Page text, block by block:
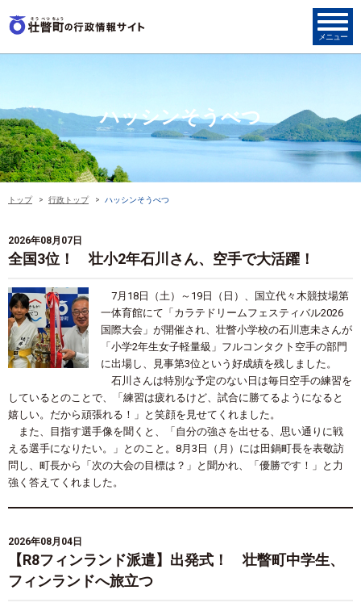
ハッシンそうべつ
トップ 行政トップ ハッシンそうべつ
2026年08月07日
全国3位！ 壮小2年石川さん、空手で大活躍！
7月 18 日（土）～ 19 日（日）、国立代々木競技場第
一体育館にて「カラテドリームフェスティバル2026
国際大会」が開催され、壮瞥小学校の石川恵未さんが
「小学2年生女子軽量級」フルコンタクト空手の部門
に出場し、見事第3位という好成績を残しました。
石川さんは特別な予定のない日は毎日空手の練習を
しているとのことで、「練習は疲れるけど、試合に勝てるようになると
嬉しい。だから頑張れる！」と笑顔を見せてくれました。
また、目指す選手像を聞くと、「自分の強さを出せる、思い通りに戦
える選手になりたい。」とのこと。 8月 3 日（月）には田鍋町長を表敬訪
問し、町長から「次の大会の目標は？」と聞かれ、「優勝です！」と力
強く答えてくれました。
2026年08月04日
【R8フィンランド派遣】出発式！ 壮瞥町中学生、
フィンランドへ旅立つ